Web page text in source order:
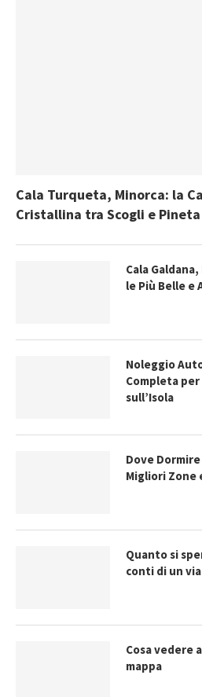
Cala Turqueta, Minorca: la
Cristallina tra Scogli e Pineta
Cala
le Più Belle e
Noleggio
Completa
sull’Isola
Dove
Migliori Zone
Quanto si
conti di un
Cosa vedere
mappa